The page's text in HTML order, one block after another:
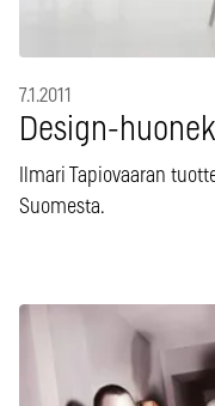
7.1.2011
Design-
Ilmari Tapiovaaran
Suomesta.